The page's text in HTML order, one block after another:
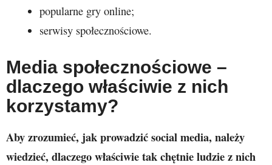
popularne gry online;
serwisy społecznościowe.
Media społecznościowe –
dlaczego właściwie z nich
korzystamy?
Aby zrozumieć, jak prowadzić social media, należy
wiedzieć, dlaczego właściwie tak chętnie ludzie z nich